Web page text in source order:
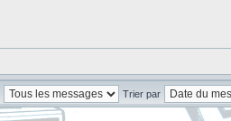
Trier par